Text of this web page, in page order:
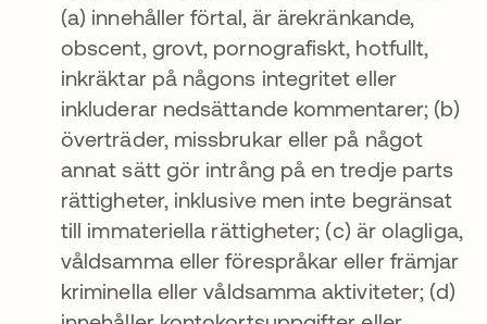
(a) innehåller förtal, är ärekränkande,
obscent, grovt, pornografiskt, hotfullt,
inkräktar på någons integritet eller
inkluderar nedsättande kommentarer; (b)
överträder, missbrukar eller på något
annat sätt gör intrång på en tredje parts
rättigheter, inklusive men inte begränsat
till immateriella rättigheter; (c) är olagliga,
våldsamma eller förespråkar eller främjar
kriminella eller våldsamma aktiviteter; (d)